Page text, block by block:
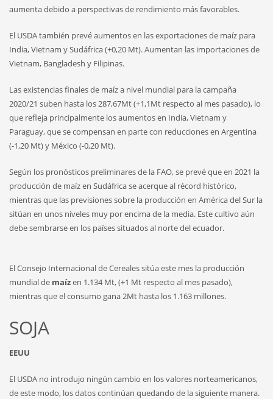
aumenta debido a perspectivas de rendimiento más favorables.
El USDA también prevé aumentos en las exportaciones de maíz para
India, Vietnam y Sudáfrica (+0,20 Mt). Aumentan las importaciones de
Vietnam, Bangladesh y Filipinas.
Las existencias finales de maíz a nivel mundial para la campaña
2020/21 suben hasta los 287,67Mt (+1,1Mt respecto al mes pasado), lo
que refleja principalmente los aumentos en India, Vietnam y
Paraguay, que se compensan en parte con reducciones en Argentina
(-1,20 Mt) y México (-0,20 Mt).
Según los pronósticos preliminares de la FAO, se prevé que en 2021 la
producción de maíz en Sudáfrica se acerque al récord histórico,
mientras que las previsiones sobre la producción en América del Sur la
sitúan en unos niveles muy por encima de la media. Este cultivo aún
debe sembrarse en los países situados al norte del ecuador.
El Consejo Internacional de Cereales sitúa este mes la producción
mundial de maízen 1.134 Mt, (+1 Mt respecto al mes pasado),
mientras que el consumo gana 2Mt hasta los 1.163 millones.
SOJA
EEUU
El USDA no introdujo ningún cambio en los valores norteamericanos,
de este modo, los datos continúan quedando de la siguiente manera.